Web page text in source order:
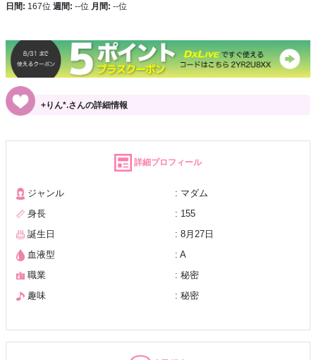
日間: 167位 週間: --位 月間: --位
+りん*.さんの詳細情報
詳細プロフィール
ジャンル
: マダム
身長
: 155
誕生日
: 8月27日
血液型
: A
職業
: 秘密
趣味
: 秘密